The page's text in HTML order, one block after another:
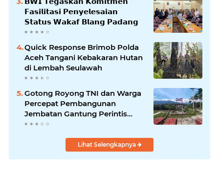
𝗙𝗮𝘀𝗶𝗹𝗶𝘁𝗮𝘀𝗶 𝗣𝗲𝗻𝘆𝗲𝗹𝗲𝘀𝗮𝗶𝗮𝗻
𝗦𝘁𝗮𝘁𝘂𝘀 𝗪𝗮𝗸𝗮𝗳 𝗕𝗹𝗮𝗻𝗴 𝗣𝗮𝗱𝗮𝗻𝗴
Quick Response Brimob Polda
Aceh Tangani Kebakaran Hutan
di Lembah Seulawah
Gotong Royong TNI dan Warga
Percepat Pembangunan
Jembatan Gantung Perintis
Kuta Ujung Aceh Tenggara
Lihat Selengkapnya